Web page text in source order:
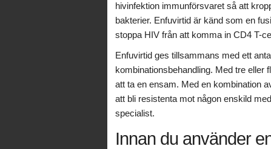
hivinfektion immunförsvaret så att
bakterier. Enfuvirtid är känd som en
stoppa HIV från att komma in CD4 T-
Enfuvirtid ges tillsammans med ett
kombinationsbehandling. Med tre eller
att ta en ensam. Med en kombination
att bli resistenta mot någon enskild
specialist.
Innan du använder